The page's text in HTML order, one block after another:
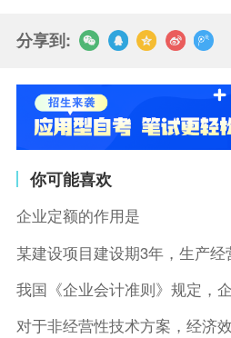
分享到:
你可能喜欢
企业定额的作用是